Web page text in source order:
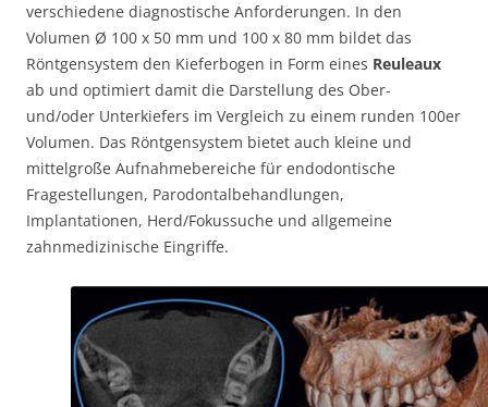
verschiedene diagnostische Anforderungen. In den
Volumen Ø 100 x 50 mm und 100 x 80 mm bildet das
Röntgensystem den Kieferbogen in Form eines Reuleaux
ab und optimiert damit die Darstellung des Ober-
und/oder Unterkiefers im Vergleich zu einem runden 100er
Volumen. Das Röntgensystem bietet auch kleine und
mittelgroße Aufnahmebereiche für endodontische
Fragestellungen, Parodontalbehandlungen,
Implantationen, Herd/Fokussuche und allgemeine
zahnmedizinische Eingriffe.